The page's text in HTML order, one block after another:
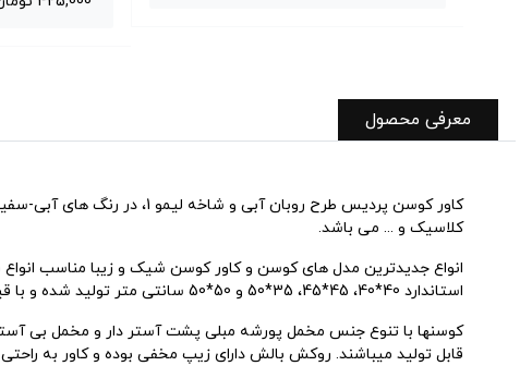
معرفی محصول
کاور کوسن پردیس طرح روبان
کلاسیک و ... می باشد.
انواع جدیدترین مدل های کوسن و کاور کوسن شیک و زیبا مناسب
استاندارد 40*40، 45*45، 35*50 و 50*50 سانتی متر تولید شده و با قیمت مناسب و ارزان بهترین و اقتصادی ترین گزینه جهت چیدمان دکوراسیون داخلی منزل و محل کار می باشد.
کوسنها با تنوع جنس مخمل پورشه مبلی پشت آستر دار و مخمل بی آستر و
قابل تولید میباشند. روکش بالش دارای زیپ مخفی بوده و کاور به